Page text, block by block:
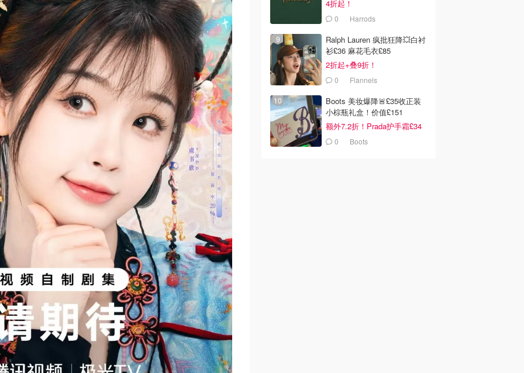
4折起！
0 Harrods
Ralph Lauren 疯批狂降💥白衬
衫£36 麻花毛衣£85
2折起+叠9折！
0 Flannels
Boots 美妆爆降🚨£35收正装
小棕瓶礼盒！价值£151
额外7.2折！Prada护手霜£34
0 Boots